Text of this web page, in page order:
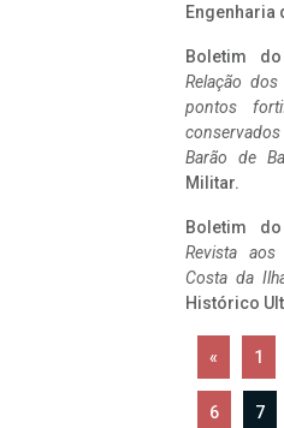
Engenharia
Boletim
Relação
pontos
Barão de
Militar.
Boletim
Revista
Costa da
Histórico
« 1
6 7